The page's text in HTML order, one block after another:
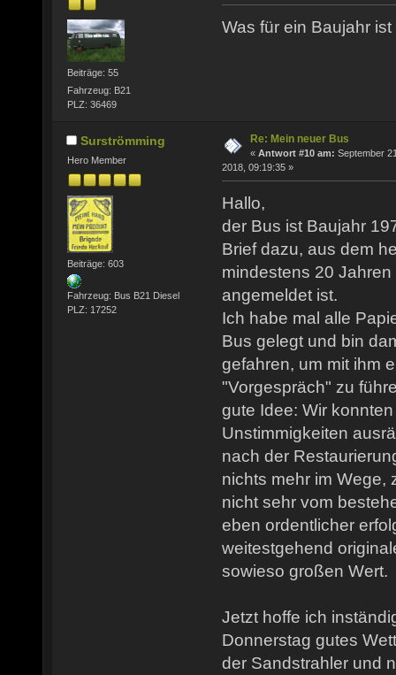
Beiträge: 55
Fahrzeug: B21
PLZ: 36469
Was für ein Baujahr
Surströmming
Hero Member
Beiträge: 603
Fahrzeug: Bus B21 Diesel
PLZ: 17252
Re: Mein neuer Bus
« Antwort #10 am: September
2018, 09:19:35 »
Hallo,
der Bus ist Baujahr
Brief dazu, aus dem
mindestens 20
angemeldet ist.
Ich habe mal alle
Bus gelegt und bin
gefahren, um mit ihm
"Vorgespräch" zu
gute Idee: Wir
Unstimmigkeiten
nach der
nichts mehr im Wege,
nicht sehr vom
eben ordentlicher
weitestgehend
sowieso großen Wert.
Jetzt hoffe ich
Donnerstag gutes
der Sandstrahler und